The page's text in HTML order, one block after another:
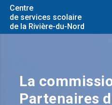
Centre
de services scolaire
de la Rivière-du-Nord
La
Partenaires